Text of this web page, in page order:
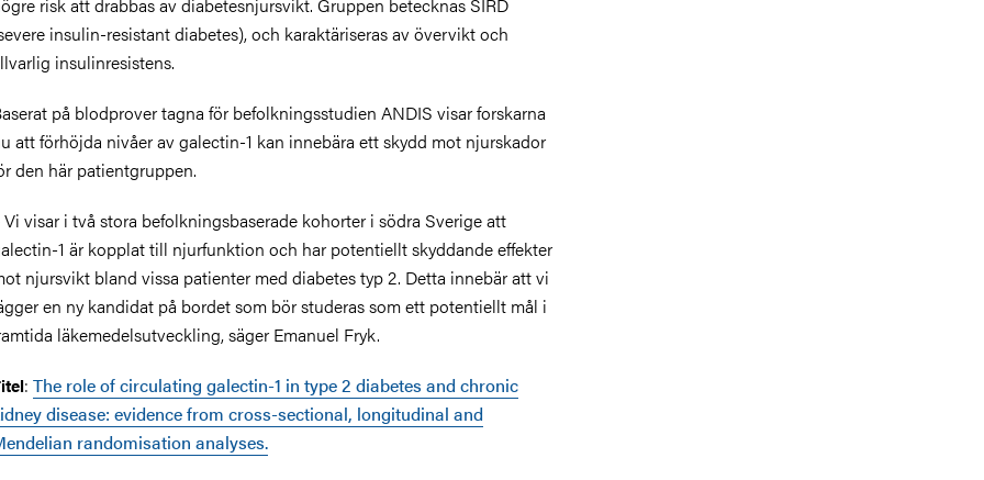
insulin-resistant diabetes), och karaktäriseras av övervikt och
insulinresistens.
på blodprover tagna för befolkningsstudien ANDIS visar forskarna
att förhöjda nivåer av galectin-1 kan innebära ett skydd mot njurskador
den här patientgruppen.
Vi visar i två stora befolkningsbaserade kohorter i södra Sverige att
1 är kopplat till njurfunktion och har potentiellt skyddande effekter
njursvikt bland vissa patienter med diabetes typ 2. Detta innebär att vi
en ny kandidat på bordet som bör studeras som ett potentiellt mål i
läkemedelsutveckling, säger Emanuel Fryk.
: The role of circulating galectin-1 in type 2 diabetes and chronic
disease: evidence from cross-sectional, longitudinal and
randomisation analyses.